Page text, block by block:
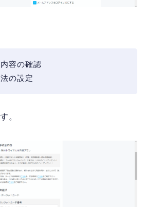
容の確認
の設定
。